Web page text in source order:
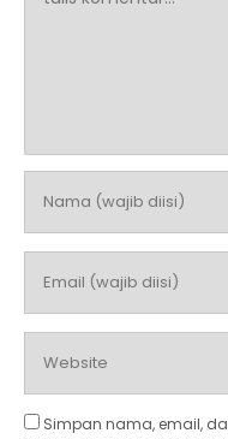
Simpan nama, email,